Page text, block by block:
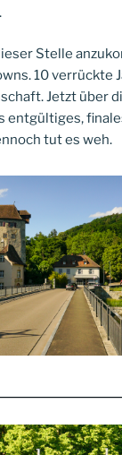
Stelle
10 verrückte
Jetzt über
entgültiges,
tut es weh.